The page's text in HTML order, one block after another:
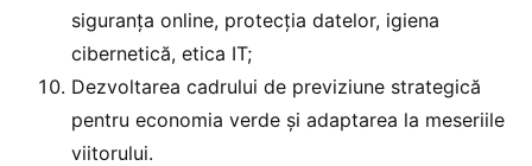
siguranța online, protecția datelor, igiena
cibernetică, etica IT;
Dezvoltarea cadrului de previziune strategică
pentru economia verde și adaptarea la meseriile
viitorului.